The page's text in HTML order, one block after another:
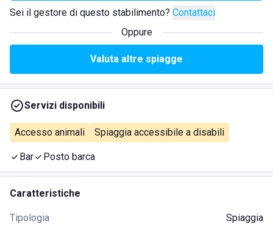
Sei il gestore di questo stabilimento? Contattaci
Oppure
Valuta altre spiagge
Servizi disponibili
Accesso animali Spiaggia accessibile a disabili
Bar Posto barca
Caratteristiche
Tipologia Spiaggia